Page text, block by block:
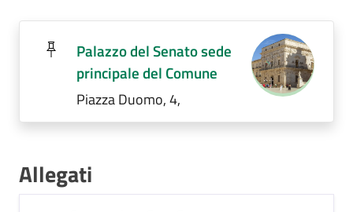
Palazzo del Senato sede
principale del Comune
Piazza Duomo, 4,
Allegati